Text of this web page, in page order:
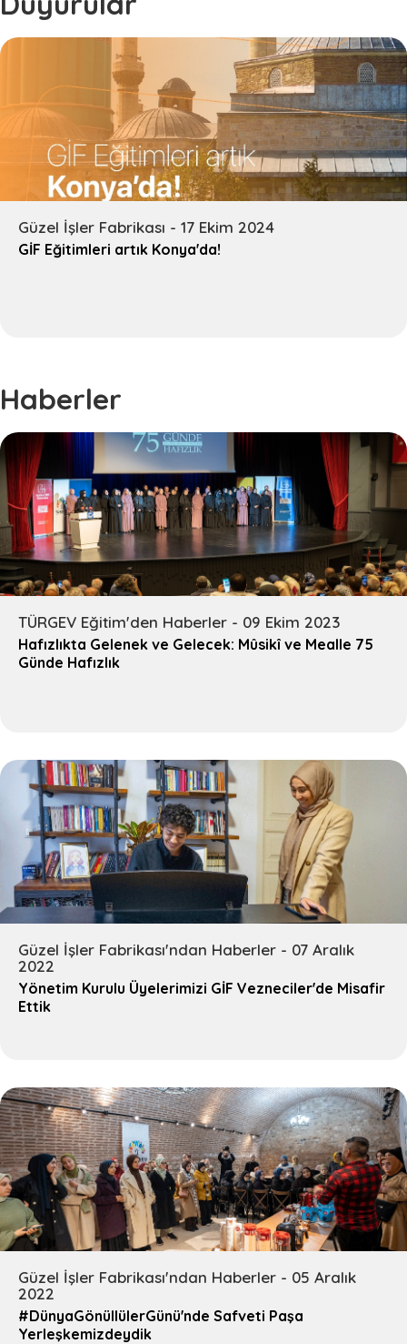
Video Galeri
SSS
Güzel İşler Fabrikası - 17 Ekim 2024
GİF Eğitimleri artık Konya'da!
Haberler
TÜRGEV Eğitim'den Haberler - 09 Ekim 2023
Hafızlıkta Gelenek ve Gelecek: Mûsikî ve Mealle 75
Günde Hafızlık
Güzel İşler Fabrikası'ndan Haberler - 07 Aralık
2022
Yönetim Kurulu Üyelerimizi GİF Vezneciler'de Misafir
Ettik
Güzel İşler Fabrikası'ndan Haberler - 05 Aralık
2022
#DünyaGönüllülerGünü'nde Safveti Paşa
Yerleşkemizdeydik